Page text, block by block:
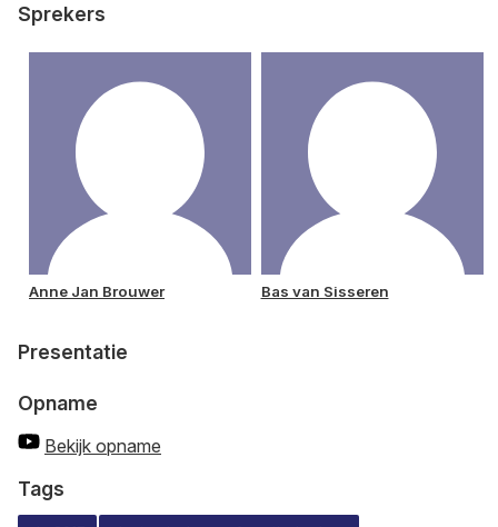
Sprekers
Anne Jan Brouwer Bas van Sisseren
Presentatie
Opname
Bekijk opname
Tags